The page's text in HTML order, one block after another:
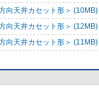
向天井カセット形＞ (10MB)
向天井カセット形＞ (12MB)
向天井カセット形＞ (11MB)